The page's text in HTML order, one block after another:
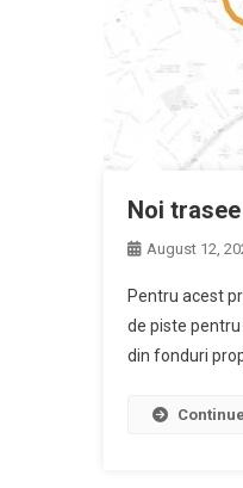
Noi
August 12,
Pentru acest
de piste
din fonduri